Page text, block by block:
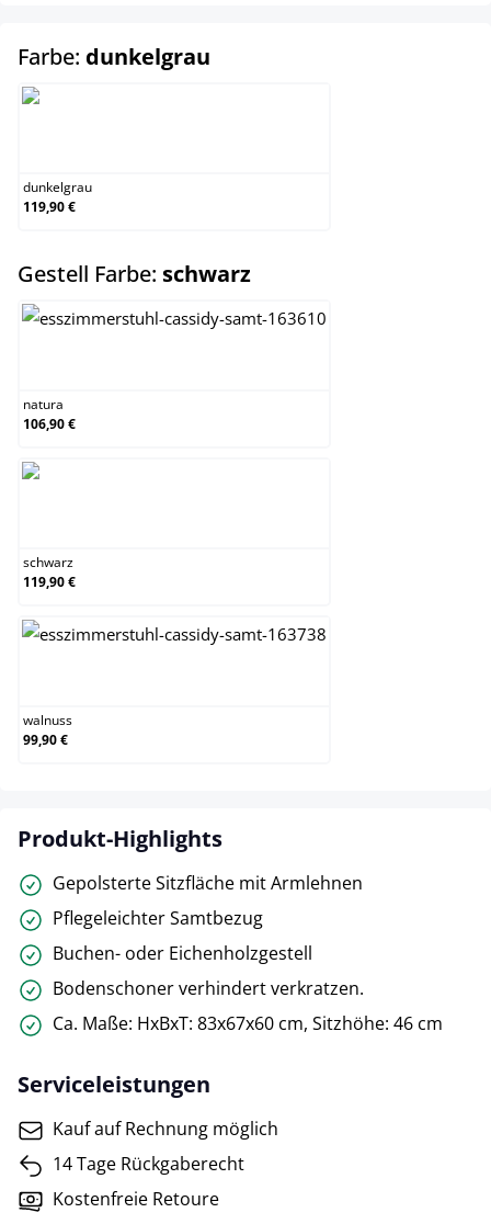
Farbe: dunkelgrau
dunkelgrau
119,90 €
Gestell Farbe: schwarzauswählen
natura
106,90 €
schwarz
119,90 €
walnuss
99,90 €
Produkt-Highlights
Gepolsterte Sitzfläche mit Armlehnen
Pflegeleichter Samtbezug
Buchen- oder Eichenholzgestell
Bodenschoner verhindert verkratzen.
Ca. Maße: HxBxT: 83x67x60 cm, Sitzhöhe: 46 cm
Serviceleistungen
Kauf auf Rechnung möglich
14 Tage Rückgaberecht
Kostenfreie Retoure